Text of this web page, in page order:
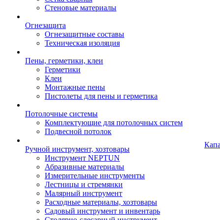
Стеновые материалы
Огнезащита
Огнезащитные составы
Техническая изоляция
Пены, герметики, клеи
Герметики
Клеи
Монтажные пены
Пистолеты для пены и герметика
Потолочные системы
Комплектующие для потолочных систем
Подвесной потолок
Ручной инструмент, хозтовары
Инструмент NEPTUN
Абразивные материалы
Измерительные инструменты
Лестницы и стремянки
Малярный инструмент
Расходные материалы, хозтовары
Садовый инструмент и инвентарь